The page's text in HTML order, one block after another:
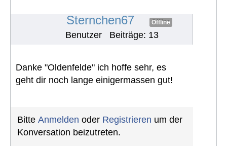
Sternchen67 Offline
Benutzer Beiträge: 13
Danke "Oldenfelde" ich hoffe sehr, es
geht dir noch lange einigermassen gut!
Bitte Anmelden oder Registrieren um der
Konversation beizutreten.